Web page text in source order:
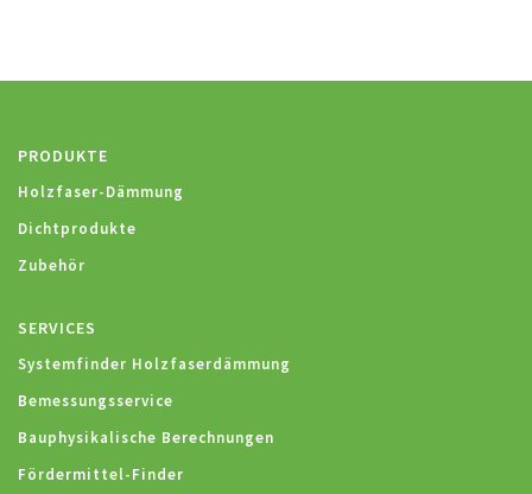
PRODUKTE
Holzfaser-Dämmung
Dichtprodukte
Zubehör
SERVICES
Systemfinder Holzfaserdämmung
Bemessungsservice
Bauphysikalische Berechnungen
Fördermittel-Finder